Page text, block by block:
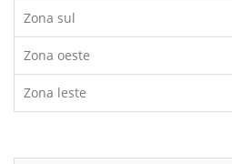
Zona sul
Zona oeste
Zona leste